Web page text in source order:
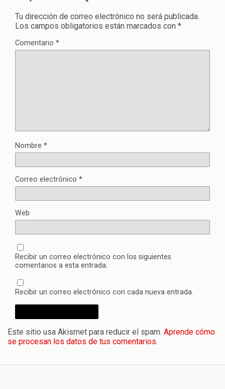
Tu dirección de correo electrónico no será publicada.
Los campos obligatorios están marcados con *
Comentario *
Nombre *
Correo electrónico *
Web
Recibir un correo electrónico con los siguientes
comentarios a esta entrada.
Recibir un correo electrónico con cada nueva entrada.
Este sitio usa Akismet para reducir el spam. Aprende cómo
se procesan los datos de tus comentarios.